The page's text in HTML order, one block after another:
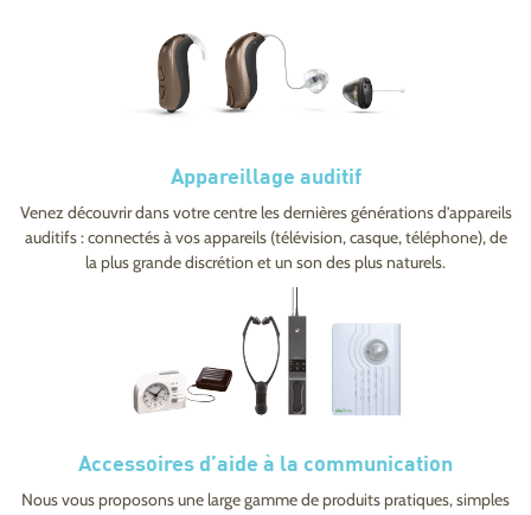
Appareillage auditif
Venez découvrir dans votre centre les dernières générations d’appareils
auditifs : connectés à vos appareils (télévision, casque, téléphone), de
la plus grande discrétion et un son des plus naturels.
Accessoires d’aide à la communication
Nous vous proposons une large gamme de produits pratiques, simples